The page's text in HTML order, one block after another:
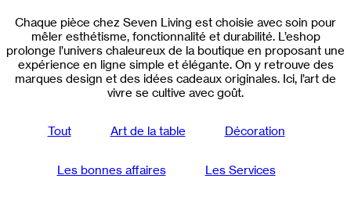
Chaque pièce chez Seven Living est choisie avec soin pour
mêler esthétisme, fonctionnalité et durabilité. L’eshop
prolonge l’univers chaleureux de la boutique en proposant une
expérience en ligne simple et élégante. On y retrouve des
marques design et des idées cadeaux originales. Ici, l’art de
vivre se cultive avec goût.
Tout Art de la table Décoration
Les bonnes affaires Les Services